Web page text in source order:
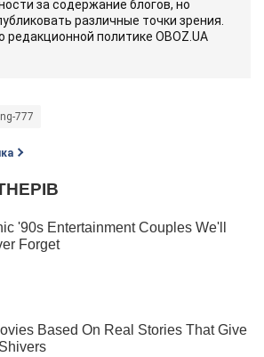
за содержание блогов, но
различные точки зрения.
редакционной политике OBOZ.UA
777